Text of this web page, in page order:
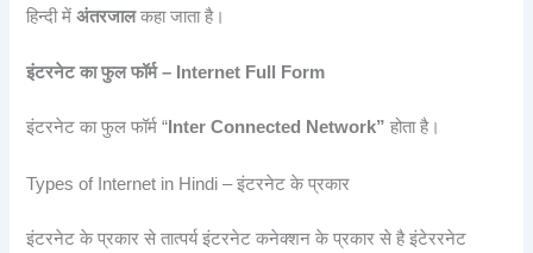
हिन्दी मेंअंतरजालकहा जाता है।
इंटरनेट का फुल फॉर्म – Internet Full Form
इंटरनेट का फुल फॉर्म “ Inter Connected Network” होता है।
Types of Internet in Hindi – इंटरनेट के प्रकार
इंटरनेट के प्रकार से तात्पर्य इंटरनेट कनेक्शन के प्रकार से है इंटेररनेट